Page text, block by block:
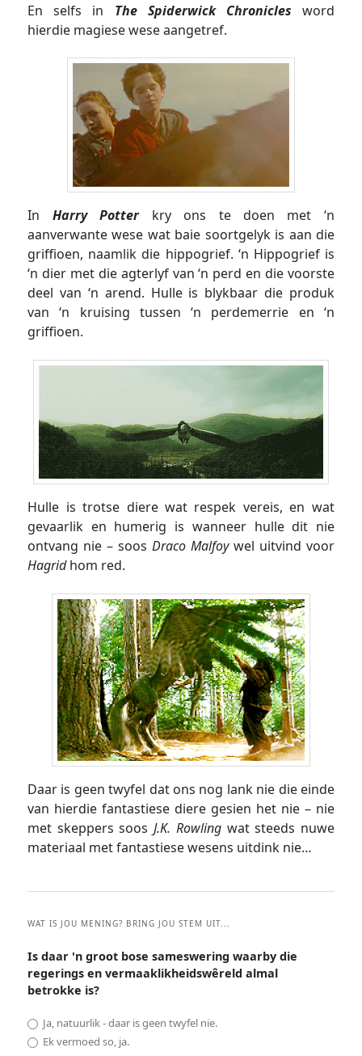
En selfs in The Spiderwick Chronicles word
hierdie magiese wese aangetref.
In Harry Potterkry ons te doen met ‘n
aanverwante wese wat baie soortgelyk is aan die
griffioen, naamlik die hippogrief. ‘n Hippogrief is
‘n dier met die agterlyf van ‘n perd en die voorste
deel van ‘n arend. Hulle is blykbaar die produk
van ‘n kruising tussen ‘n perdemerrie en ‘n
griffioen.
Hulle is trotse diere wat respek vereis, en wat
gevaarlik en humerig is wanneer hulle dit nie
ontvang nie – soos Draco Malfoywel uitvind voor
Hagridhom red.
Daar is geen twyfel dat ons nog lank nie die einde
van hierdie fantastiese diere gesien het nie – nie
met skeppers soosJ.K. Rowlingwat steeds nuwe
materiaal met fantastiese wesens uitdink nie…
WAT IS JOU MENING? BRING JOU STEM UIT...
Is daar 'n groot bose sameswering waarby die
regerings en vermaaklikheidswêreld almal
betrokke is?
Ja, natuurlik - daar is geen twyfel nie.
Ek vermoed so, ja.